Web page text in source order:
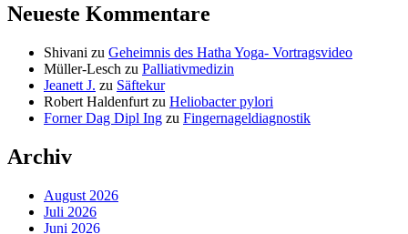
Neueste Kommentare
Shivani zu Geheimnis des Hatha Yoga- Vortragsvideo
Müller-Lesch zu Palliativmedizin
Jeanett J. zu Säftekur
Robert Haldenfurt zu Heliobacter pylori
Forner Dag Dipl Ing zu Fingernageldiagnostik
Archiv
August 2026
Juli 2026
Juni 2026